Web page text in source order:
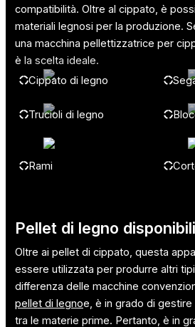
compatibilità. Oltre al cippato, è
materiali legnosi per la produzione.
una macchina pellettizzatrice per
è la scelta ideale.
Cippato di legno
Trucioli di legno
Rami
Pellet di legno disponibili
Oltre ai pellet di cippato, questa
essere utilizzata per produrre altri
differenza delle macchine
pellet di legnoe, è in grado di
tra le materie prime. Pertanto, è in